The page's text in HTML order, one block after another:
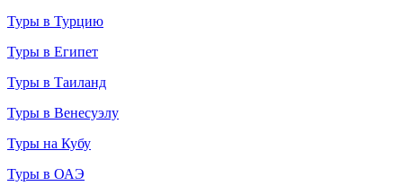
Туры в Турцию
Туры в Египет
Туры в Таиланд
Туры в Венесуэлу
Туры на Кубу
Туры в ОАЭ